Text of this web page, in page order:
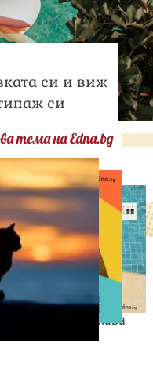
си и виж
си
тема на Edna.bg
ВРЕМЕ
които състаряват
след 35 години –
дори да ги осъзнава